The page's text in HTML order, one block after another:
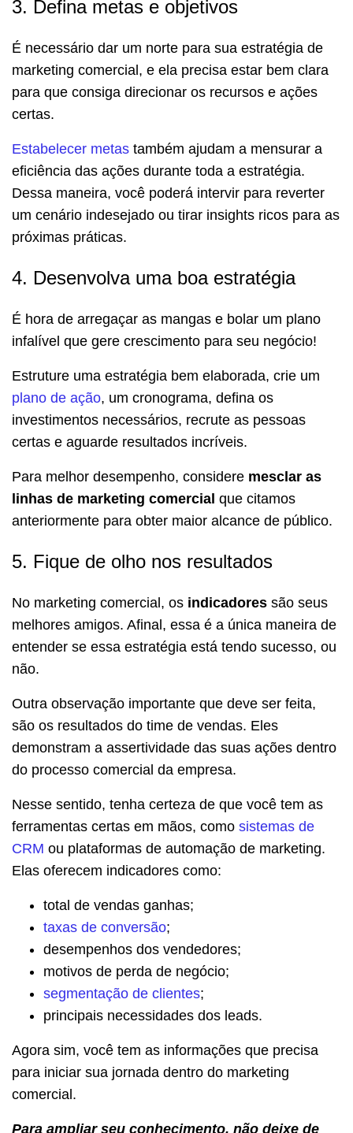
3. Defina metas e objetivos
É necessário dar um norte para sua estratégia de
marketing comercial, e ela precisa estar bem clara
para que consiga direcionar os recursos e ações
certas.
Estabelecer metas também ajudam a mensurar a
eficiência das ações durante toda a estratégia.
Dessa maneira, você poderá intervir para reverter
um cenário indesejado ou tirar insights ricos para as
próximas práticas.
4. Desenvolva uma boa estratégia
É hora de arregaçar as mangas e bolar um plano
infalível que gere crescimento para seu negócio!
Estruture uma estratégia bem elaborada, crie um
plano de ação, um cronograma, defina os
investimentos necessários, recrute as pessoas
certas e aguarde resultados incríveis.
Para melhor desempenho, considere mesclar as
linhas de marketing comercial que citamos
anteriormente para obter maior alcance de público.
5. Fique de olho nos resultados
No marketing comercial, os indicadores são seus
melhores amigos. Afinal, essa é a única maneira de
entender se essa estratégia está tendo sucesso, ou
não.
Outra observação importante que deve ser feita,
são os resultados do time de vendas. Eles
demonstram a assertividade das suas ações dentro
do processo comercial da empresa.
Nesse sentido, tenha certeza de que você tem as
ferramentas certas em mãos, como sistemas de
CRM ou plataformas de automação de marketing.
Elas oferecem indicadores como:
total de vendas ganhas;
taxas de conversão;
desempenhos dos vendedores;
motivos de perda de negócio;
segmentação de clientes;
principais necessidades dos leads.
Agora sim, você tem as informações que precisa
para iniciar sua jornada dentro do marketing
comercial.
Para ampliar seu conhecimento, não deixe de